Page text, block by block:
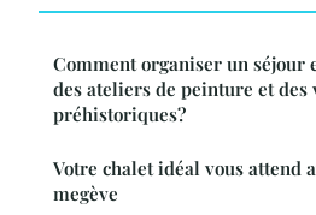
Comment organiser un séjour
des ateliers de peinture et des
préhistoriques?
Votre chalet idéal vous attend
megève